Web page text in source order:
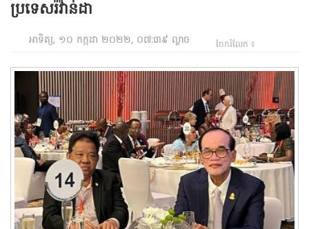
ប្រទេសរ៉វ៉ាន់ដា
អាទិត្យ, ១០ កក្កដា ២០២២, ០៧:៣៩ ល្ងាច ចែករំលែក ៖